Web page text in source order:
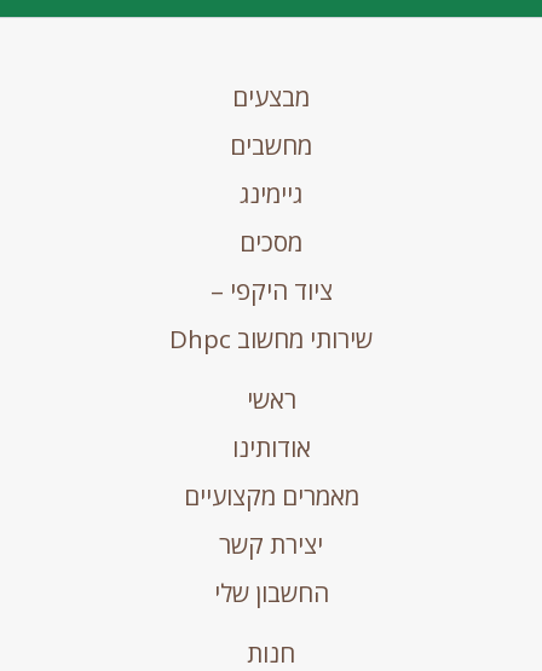
מבצעים
מחשבים
גיימינג
מסכים
ציוד היקפי –
שירותי מחשוב Dhpc
ראשי
אודותינו
מאמרים מקצועיים
יצירת קשר
החשבון שלי
חנות